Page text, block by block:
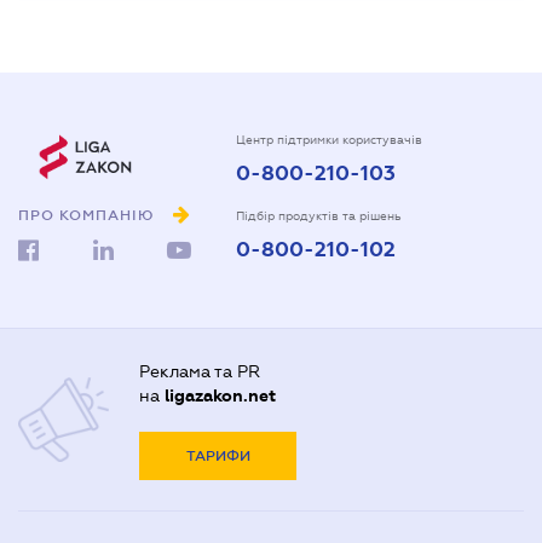
ПРО КОМПАНІЮ
Центр підтримки користувачів
0-800-210-103
Підбір продуктів та рішень
0-800-210-102
Реклама та PR
на ligazakon.net
ТАРИФИ